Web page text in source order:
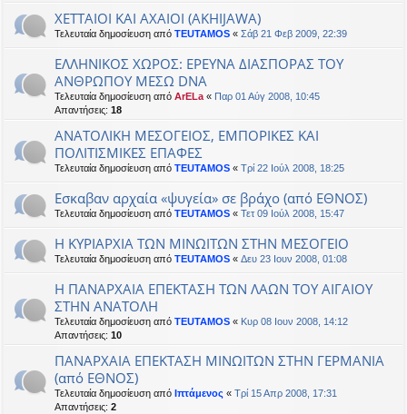
XETTAIOI KAI AXAIOI (AKHIJAWA)
Τελευταία δημοσίευση από TEUTAMOS « Σάβ 21 Φεβ 2009, 22:39
ΕΛΛΗΝΙΚΟΣ ΧΩΡΟΣ: ΕΡΕΥΝΑ ΔΙΑΣΠΟΡΑΣ ΤΟΥ
ΑΝΘΡΩΠΟΥ ΜΕΣΩ DNA
Τελευταία δημοσίευση από ArELa « Παρ 01 Αύγ 2008, 10:45
Απαντήσεις: 18
ΑΝΑΤΟΛΙΚΗ ΜΕΣΟΓΕΙΟΣ, ΕΜΠΟΡΙΚΕΣ ΚΑΙ
ΠΟΛΙΤΙΣΜΙΚΕΣ ΕΠΑΦΕΣ
Τελευταία δημοσίευση από TEUTAMOS « Τρί 22 Ιούλ 2008, 18:25
Εσκαβαν αρχαία «ψυγεία» σε βράχο (από ΕΘΝΟΣ)
Τελευταία δημοσίευση από TEUTAMOS « Τετ 09 Ιούλ 2008, 15:47
Η ΚΥΡΙΑΡΧΙΑ ΤΩΝ ΜΙΝΩΙΤΩΝ ΣΤΗΝ ΜΕΣΟΓΕΙΟ
Τελευταία δημοσίευση από TEUTAMOS « Δευ 23 Ιουν 2008, 01:08
Η ΠΑΝΑΡΧΑΙΑ ΕΠΕΚΤΑΣΗ ΤΩΝ ΛΑΩΝ ΤΟΥ ΑΙΓΑΙΟΥ
ΣΤΗΝ ΑΝΑΤΟΛΗ
Τελευταία δημοσίευση από TEUTAMOS « Κυρ 08 Ιουν 2008, 14:12
Απαντήσεις: 10
ΠΑΝΑΡΧΑΙΑ ΕΠΕΚΤΑΣΗ ΜΙΝΩΙΤΩΝ ΣΤΗΝ ΓΕΡΜΑΝΙΑ
(από ΕΘΝΟΣ)
Τελευταία δημοσίευση από Ιπτάμενος « Τρί 15 Απρ 2008, 17:31
Απαντήσεις: 2